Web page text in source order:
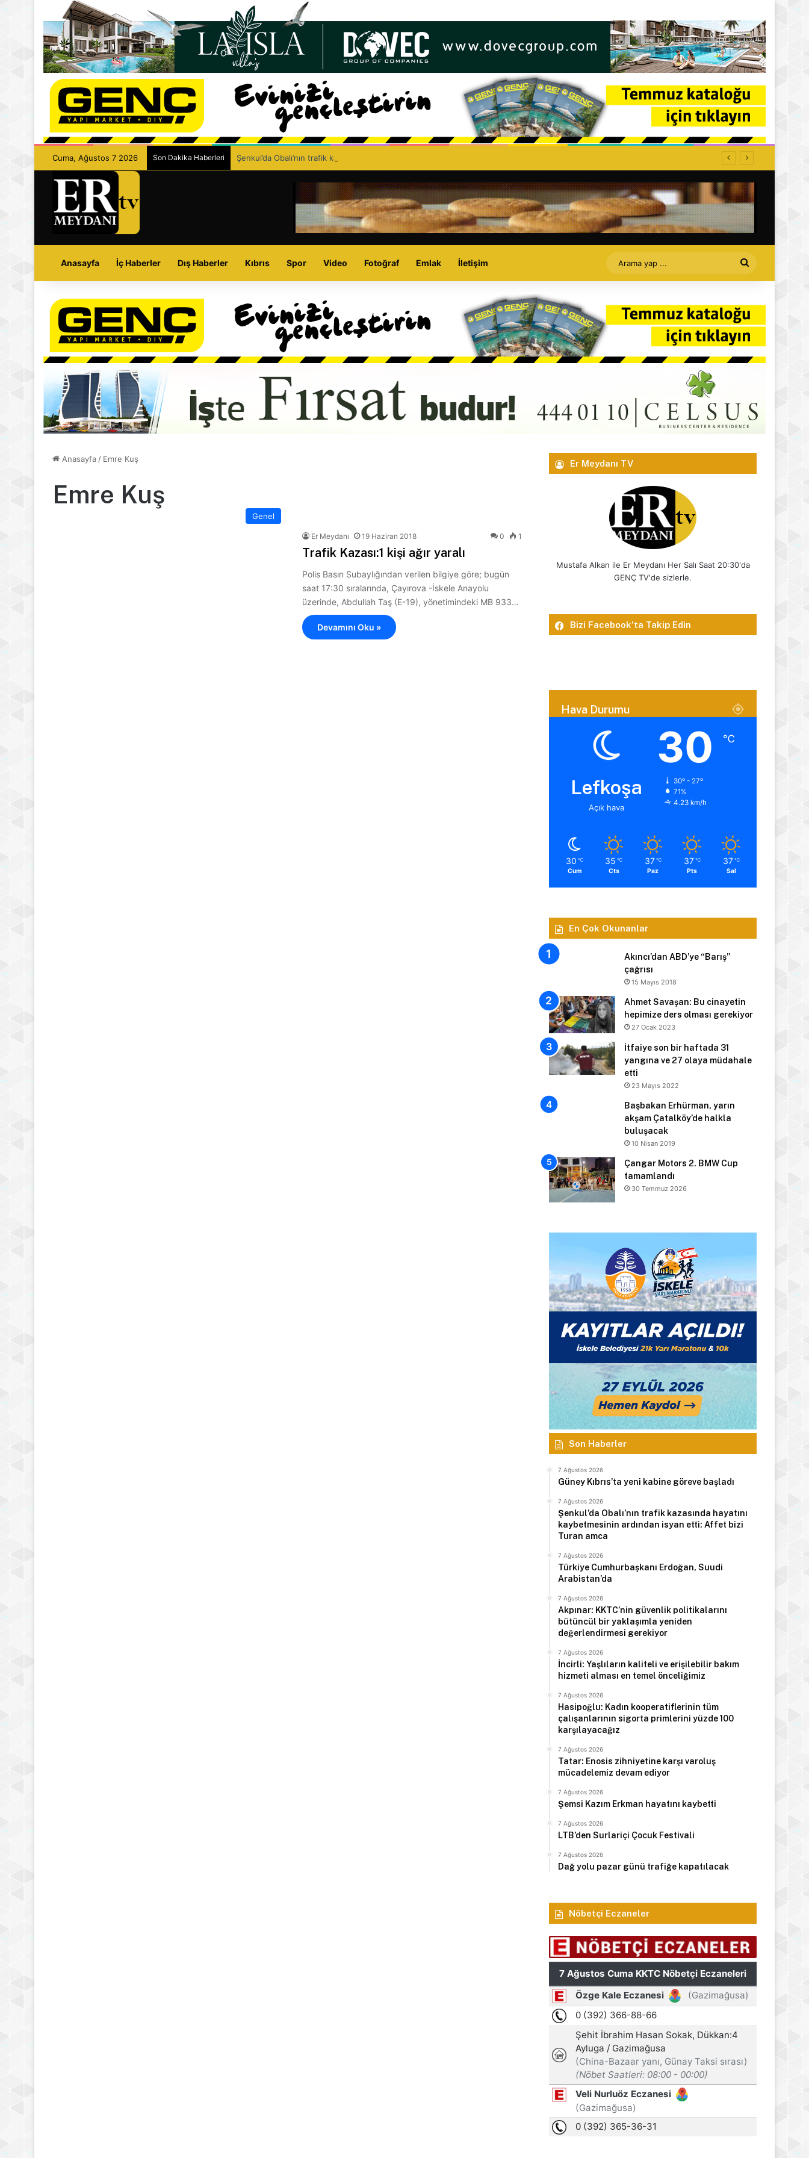
Cuma, Ağustos 7 2026 Son Dakika Haberleri Şenkul’da Obalı’nın trafik kazasında hayatını kaybetmesinin ardından isyan etti: Affet bizi Turan amca
Anasayfa İç Haberler Dış Haberler Kıbrıs Spor Video Fotoğraf Emlak İletişim
Arama
yap
...
Anasayfa/ Emre Kuş
Emre Kuş
Genel
Er Meydanı 19 Haziran 2018 0 1
Trafik Kazası:1 kişi ağır yaralı
Polis Basın Subaylığından verilen bilgiye göre; bugün
saat 17:30 sıralarında, Çayırova -İskele Anayolu
üzerinde, Abdullah Taş (E-19), yönetimindeki MB 933…
Devamını Oku »
Er Meydanı TV
Mustafa Alkan ile Er Meydanı Her Salı Saat 20:30'da
GENÇ TV'de sizlerle.
Bizi Facebook’ta Takip Edin
Hava Durumu
Lefkoşa
Açık hava
30 ℃
30º - 27º
71%
4.23 km/h
30 ℃
Cum
35 ℃
Cts
37 ℃
Paz
37 ℃
Pts
37 ℃
Sal
En Çok Okunanlar
Akıncı’dan ABD’ye “Barış”
çağrısı
15 Mayıs 2018
Ahmet Savaşan: Bu cinayetin
hepimize ders olması gerekiyor
27 Ocak 2023
İtfaiye son bir haftada 31
yangına ve 27 olaya müdahale
etti
23 Mayıs 2022
Başbakan Erhürman, yarın
akşam Çatalköy’de halkla
buluşacak
10 Nisan 2019
Çangar Motors 2. BMW Cup
tamamlandı
30 Temmuz 2026
Son Haberler
7 Ağustos 2026
Güney Kıbrıs’ta yeni kabine göreve başladı
7 Ağustos 2026
Şenkul’da Obalı’nın trafik kazasında hayatını
kaybetmesinin ardından isyan etti: Affet bizi
Turan amca
7 Ağustos 2026
Türkiye Cumhurbaşkanı Erdoğan, Suudi
Arabistan’da
7 Ağustos 2026
Akpınar: KKTC’nin güvenlik politikalarını
bütüncül bir yaklaşımla yeniden
değerlendirmesi gerekiyor
7 Ağustos 2026
İncirli: Yaşlıların kaliteli ve erişilebilir bakım
hizmeti alması en temel önceliğimiz
7 Ağustos 2026
Hasipoğlu: Kadın kooperatiflerinin tüm
çalışanlarının sigorta primlerini yüzde 100
karşılayacağız
7 Ağustos 2026
Tatar: Enosis zihniyetine karşı varoluş
mücadelemiz devam ediyor
7 Ağustos 2026
Şemsi Kazım Erkman hayatını kaybetti
7 Ağustos 2026
LTB’den Surlariçi Çocuk Festivali
7 Ağustos 2026
Dağ yolu pazar günü trafiğe kapatılacak
Nöbetçi Eczaneler